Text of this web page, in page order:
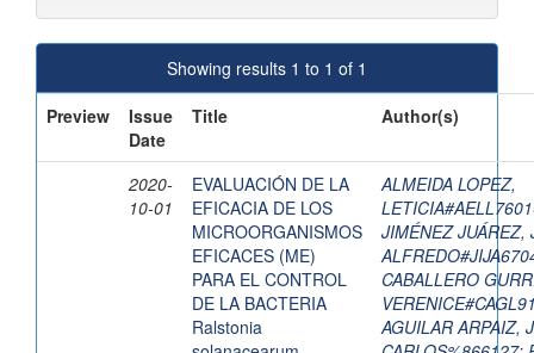
Showing results 1 to 1 of 1
Preview
Issue
Date
Title Author(s)
2020-
10-01
EVALUACIÓN DE LA
EFICACIA DE LOS
MICROORGANISMOS
EFICACES (ME)
PARA EL CONTROL
DE LA BACTERIA
Ralstonia
ALMEIDA LOPEZ,
JIMÉNEZ JUÁREZ,
CABALLERO
AGUILAR ARPAIZ,